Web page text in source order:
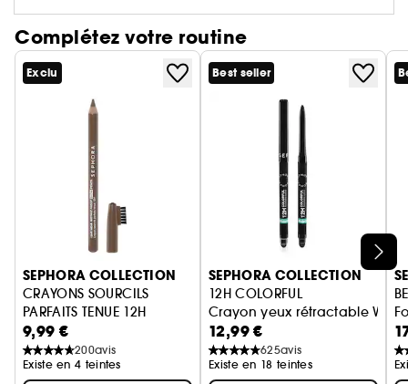
Complétez votre routine
Ignorer le carrousel produits
Exclu
SEPHORA COLLECTION
CRAYONS SOURCILS
PARFAITS TENUE 12H
Longue Tenue
9,99 €
200avis
Existe en 4 teintes
Best seller
SEPHORA COLLECTION
12H COLORFUL
Crayon yeux rétractable
12,99 €
625avis
Existe en 18 teintes